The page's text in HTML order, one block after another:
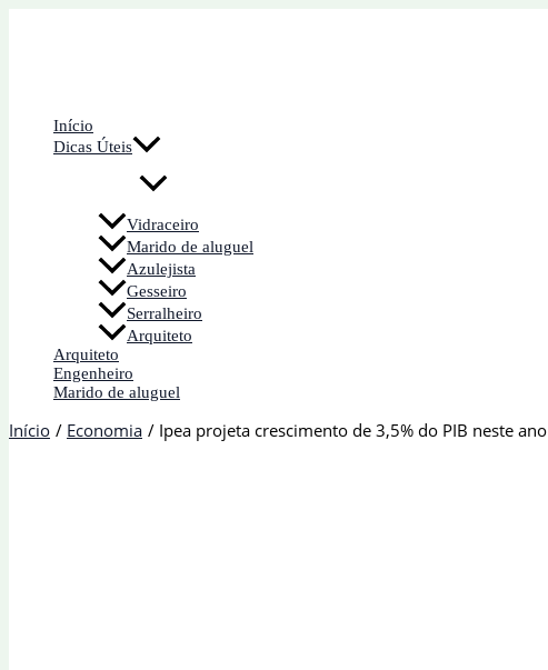
Início
Dicas Úteis
Vidraceiro
Marido de aluguel
Azulejista
Gesseiro
Serralheiro
Arquiteto
Arquiteto
Engenheiro
Marido de aluguel
Início Economia Ipea projeta crescimento de 3,5% do PIB neste ano